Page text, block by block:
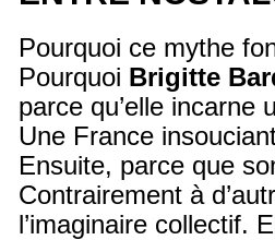
Pourquoi ce mythe
Pourquoi Brigitte
parce qu’elle incarne
Une France
Ensuite, parce que
Contrairement à
l’imaginaire collectif.